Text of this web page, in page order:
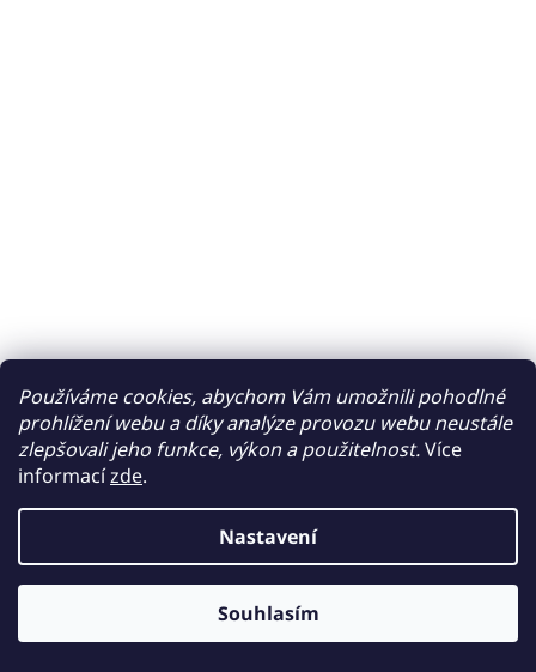
Používáme cookies, abychom Vám umožnili pohodlné
prohlížení webu a díky analýze provozu webu neustále
zlepšovali jeho funkce, výkon a použitelnost.Více
informacízde.
Nastavení
Souhlasím